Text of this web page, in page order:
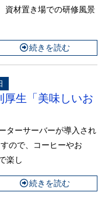
資材置き場での研修風景
続きを読む
厚生「美味しいお
ターサーバーが導入され
ので、コーヒーやお
楽し
続きを読む